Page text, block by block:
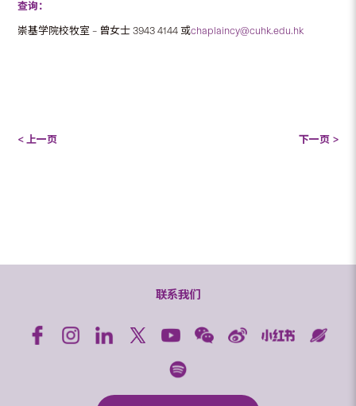
查询：
崇基学院校牧室 – 曾女士 3943 4144 或chaplaincy@cuhk.edu.hk
< 上一页 下一页 >
联系我们